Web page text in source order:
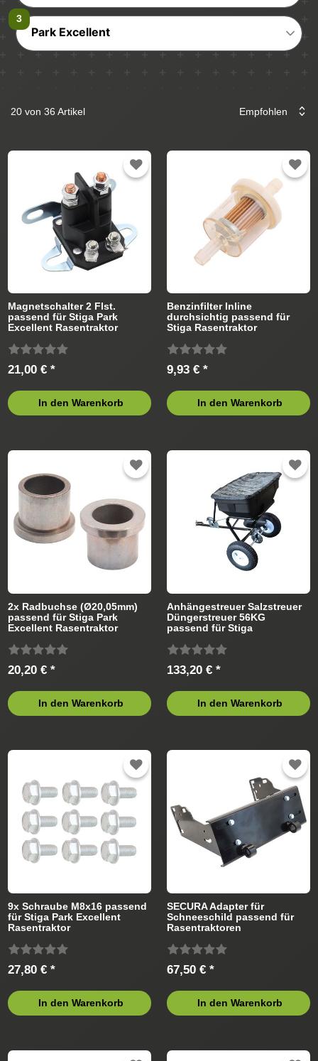
Park Excellent
20 von 36 Artikel
Magnetschalter 2 Flst.
passend für Stiga Park
Excellent Rasentraktor
21,00 € *
In den Warenkorb
Benzinfilter Inline
durchsichtig passend für
Stiga Rasentraktor
9,93 € *
In den Warenkorb
2x Radbuchse (Ø20,05mm)
passend für Stiga Park
Excellent Rasentraktor
20,20 € *
In den Warenkorb
Anhängestreuer Salzstreuer
Düngerstreuer 56KG
passend für Stiga
133,20 € *
In den Warenkorb
9x Schraube M8x16 passend
für Stiga Park Excellent
Rasentraktor
27,80 € *
In den Warenkorb
SECURA Adapter für
Schneeschild passend für
Rasentraktoren
67,50 € *
In den Warenkorb